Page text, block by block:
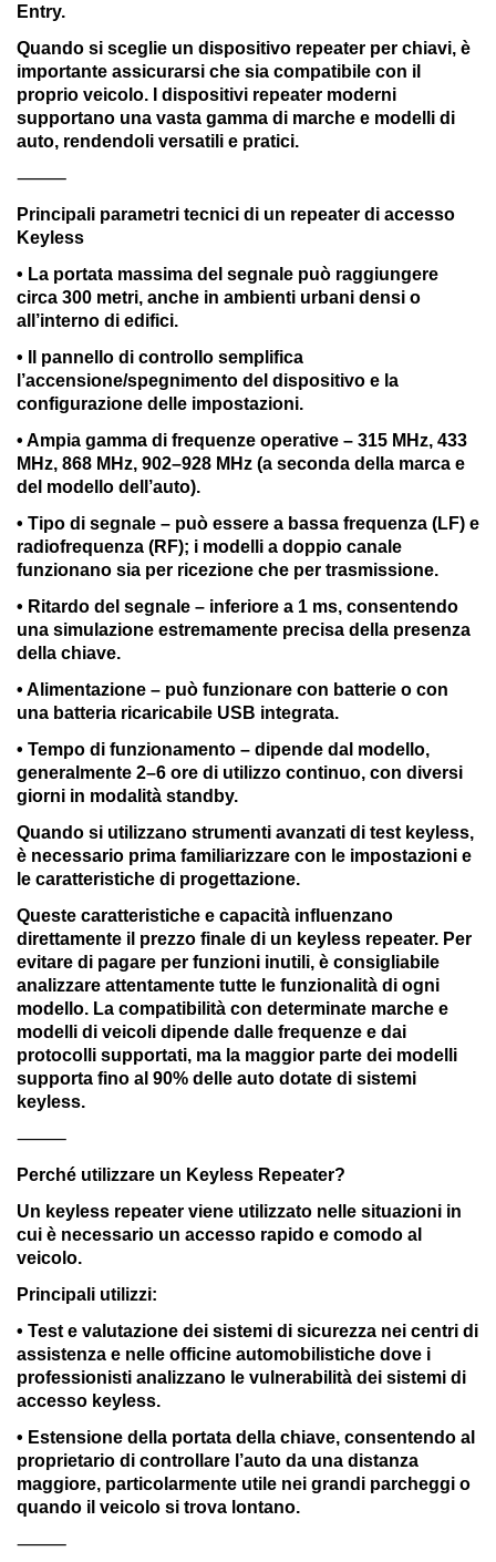
Entry.
Quando si sceglie un dispositivo repeater per chiavi, è
importante assicurarsi che sia compatibile con il
proprio veicolo. I dispositivi repeater moderni
supportano una vasta gamma di marche e modelli di
auto, rendendoli versatili e pratici.
⸻
Principali parametri tecnici di un repeater di accesso
Keyless
• La portata massima del segnale può raggiungere
circa 300 metri, anche in ambienti urbani densi o
all’interno di edifici.
• Il pannello di controllo semplifica
l’accensione/spegnimento del dispositivo e la
configurazione delle impostazioni.
• Ampia gamma di frequenze operative – 315 MHz, 433
MHz, 868 MHz, 902–928 MHz (a seconda della marca e
del modello dell’auto).
• Tipo di segnale – può essere a bassa frequenza (LF) e
radiofrequenza (RF); i modelli a doppio canale
funzionano sia per ricezione che per trasmissione.
• Ritardo del segnale – inferiore a 1 ms, consentendo
una simulazione estremamente precisa della presenza
della chiave.
• Alimentazione – può funzionare con batterie o con
una batteria ricaricabile USB integrata.
• Tempo di funzionamento – dipende dal modello,
generalmente 2–6 ore di utilizzo continuo, con diversi
giorni in modalità standby.
Quando si utilizzano strumenti avanzati di test keyless,
è necessario prima familiarizzare con le impostazioni e
le caratteristiche di progettazione.
Queste caratteristiche e capacità influenzano
direttamente il prezzo finale di un keyless repeater. Per
evitare di pagare per funzioni inutili, è consigliabile
analizzare attentamente tutte le funzionalità di ogni
modello. La compatibilità con determinate marche e
modelli di veicoli dipende dalle frequenze e dai
protocolli supportati, ma la maggior parte dei modelli
supporta fino al 90% delle auto dotate di sistemi
keyless.
⸻
Perché utilizzare un Keyless Repeater?
Un keyless repeater viene utilizzato nelle situazioni in
cui è necessario un accesso rapido e comodo al
veicolo.
Principali utilizzi:
• Test e valutazione dei sistemi di sicurezza nei centri di
assistenza e nelle officine automobilistiche dove i
professionisti analizzano le vulnerabilità dei sistemi di
accesso keyless.
• Estensione della portata della chiave, consentendo al
proprietario di controllare l’auto da una distanza
maggiore, particolarmente utile nei grandi parcheggi o
quando il veicolo si trova lontano.
⸻